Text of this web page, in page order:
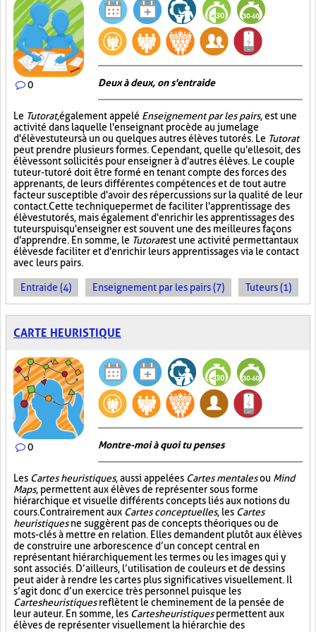
0 Deux à deux, on s'entraide
Le Tutorat, également appelé Enseignement par les pairs, est une
activité dans laquelle l'enseignant procède au jumelage
d'élèves tuteurs à un ou quelques autres élèves tutorés. Le Tutorat
peut prendre plusieurs formes. Cependant, quelle qu'elle soit, des
élèves sont sollicités pour enseigner à d'autres élèves. Le couple
tuteur-tutoré doit être formé en tenant compte des forces des
apprenants, de leurs différentes compétences et de tout autre
facteur susceptible d'avoir des répercussions sur la qualité de leur
contact. Cette technique permet de faciliter l'apprentissage des
élèves tutorés, mais également d'enrichir les apprentissages des
tuteurs puisqu'enseigner est souvent une des meilleures façons
d'apprendre. En somme, le Tutoratest une activité permettant aux
élèves de faciliter et d'enrichir leurs apprentissages via le contact
avec leurs pairs.
Entraide (4) Enseignement par les pairs (7) Tuteurs (1)
CARTE HEURISTIQUE
0 Montre-moi à quoi tu penses
Les Cartes heuristiques, aussi appelées Cartes mentalesou Mind
Maps, permettent aux élèves de représenter sous forme
hiérarchique et visuelle différents concepts liés aux notions du
cours. Contrairement aux Cartes conceptuelles, les Cartes
heuristiquesne suggèrent pas de concepts théoriques ou de
mots-clés à mettre en relation. Elles demandent plutôt aux élèves
de construire une arborescence d’un concept central en
représentant hiérarchiquement les termes ou les images qui y
sont associés. D’ailleurs, l’utilisation de couleurs et de dessins
peut aider à rendre les cartes plus significatives visuellement. Il
s’agit donc d’un exercice très personnel puisque les
Cartes heuristiquesreflètent le cheminement de la pensée de
leur auteur. En somme, les Cartes heuristiquespermettent aux
élèves de représenter visuellement la hiérarchie des